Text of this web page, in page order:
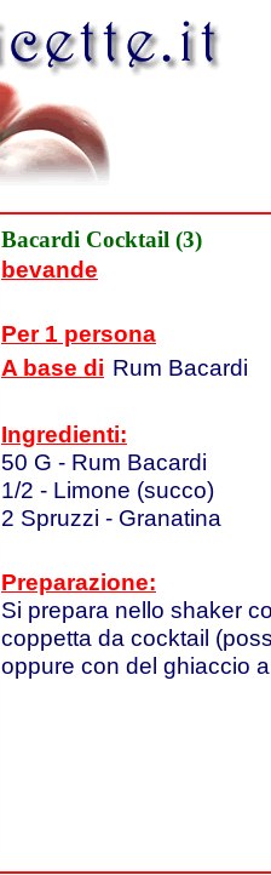
Bacardi Cocktail (3)
bevande
Per 1 persona
A base di Rum Bacardi
Ingredienti:
50 G - Rum Bacardi
1/2 - Limone (succo)
2 Spruzzi - Granatina
Preparazione:
Si prepara nello shaker
coppetta da cocktail
oppure con del ghiaccio